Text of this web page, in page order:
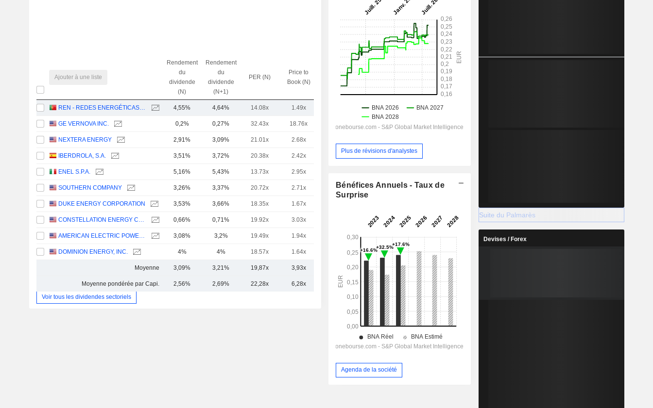
Ajouter à une liste
Rendement
du
dividende
(N)
Rendement
du
dividende
(N+1)
PER (N)
Price to
Book (N)
VE / CA (N)
REN - REDES ENERGÉTICAS NACIONAIS, SGPS, S.A. 4,55% 4,64% 14.08x 1.49x
GE VERNOVA INC. 0,2% 0,27% 32.43x 18.76x 5.51x
NEXTERA ENERGY 2,91% 3,09% 21.01x 2.68x
IBERDROLA, S.A. 3,51% 3,72% 20.38x 2.42x
ENEL S.P.A. 5,16% 5,43% 13.73x 2.95x
SOUTHERN COMPANY 3,26% 3,37% 20.72x 2.71x 5.97x
DUKE ENERGY CORPORATION 3,53% 3,66% 18.35x 1.67x
CONSTELLATION ENERGY CORPORATION 0,66% 0,71% 19.92x 3.03x
AMERICAN ELECTRIC POWER COMPANY, INC. 3,08% 3,2% 19.49x 1.94x
DOMINION ENERGY, INC. 4% 4% 18.57x 1.64x
Moyenne 3,09% 3,21% 19,87x 3,93x
Moyenne pondérée par Capi. 2,56% 2,69% 22,28x 6,28x
5,40x
Voir tous les dividendes sectoriels
Plus de révisions d'analystes
Bénéfices Annuels - Taux de
Surprise
Agenda de la société
Suite du Palmarès
Devises / Forex